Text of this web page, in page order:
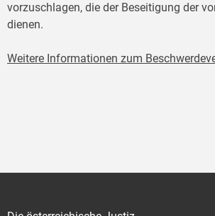
vorzuschlagen, die der Beseitigung der
dienen.
Weitere Informationen zum